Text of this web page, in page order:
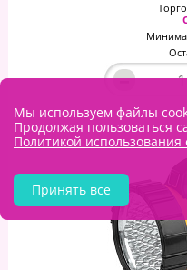
–
Мы используем файлы
Продолжая пользоваться
Политикой использования
Принять все